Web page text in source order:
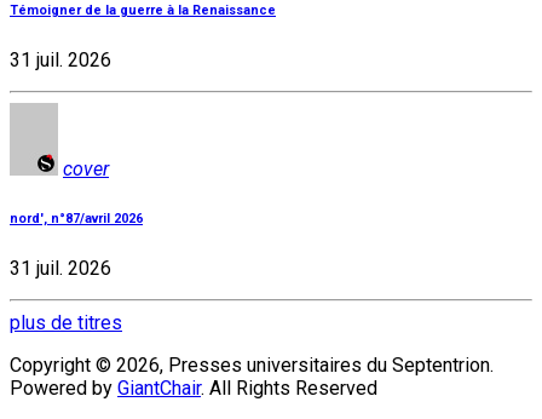
Témoigner de la guerre à la Renaissance
31 juil. 2026
cover
nord', n°87/avril 2026
31 juil. 2026
plus de titres
Copyright © 2026, Presses universitaires du Septentrion.
Powered by GiantChair. All Rights Reserved